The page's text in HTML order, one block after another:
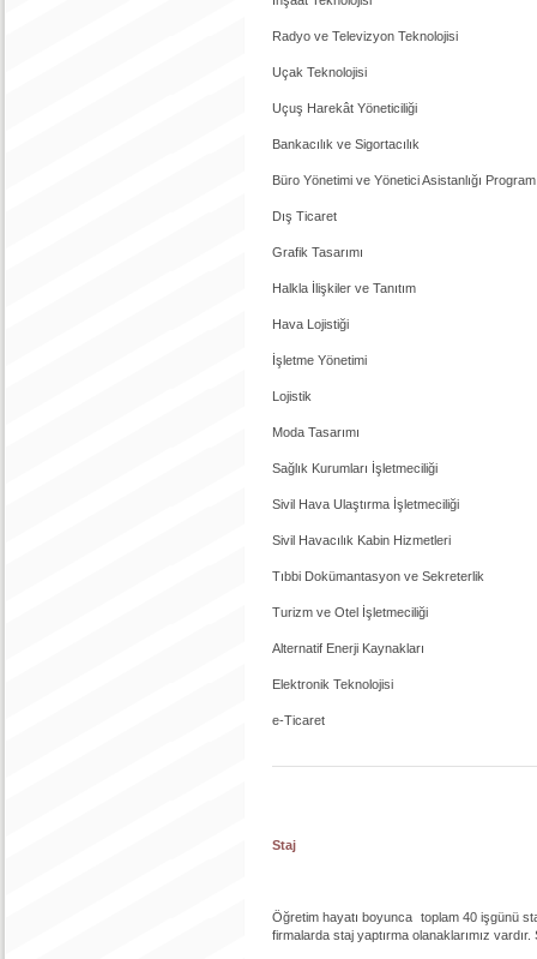
Radyo ve Televizyon Teknolojisi
Uçak Teknolojisi
Uçuş Harekât Yöneticiliği
Bankacılık ve Sigortacılık
Büro Yönetimi ve Yönetici Asistanlığı
Dış Ticaret
Grafik Tasarımı
Halkla İlişkiler ve Tanıtım
Hava Lojistiği
İşletme Yönetimi
Lojistik
Moda Tasarımı
Sağlık Kurumları İşletmeciliği
Sivil Hava Ulaştırma İşletmeciliği
Sivil Havacılık Kabin Hizmetleri
Tıbbi Dokümantasyon ve Sekreterlik
Turizm ve Otel İşletmeciliği
Alternatif Enerji Kaynakları
Elektronik Teknolojisi
e-Ticaret
Staj
Öğretim hayatı boyunca toplam 40 işgünü
firmalarda staj yaptırma olanaklarımız vardır.